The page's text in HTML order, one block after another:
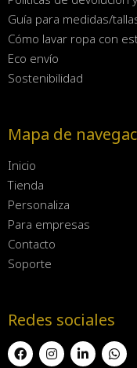
Guía para medidas/
Cómo lavar ropa con
Eco envío
Sostenibilidad
Mapa de
Inicio
Tienda
Personaliza
Para empresas
Contacto
Soporte
Redes sociales